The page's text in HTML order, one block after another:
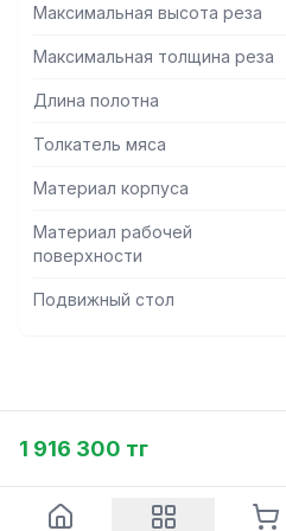
Максимальная высота реза
Максимальная толщина реза
Длина полотна
Толкатель мяса
Материал корпуса
Материал рабочей
поверхности
Подвижный стол
1 916 300 тг